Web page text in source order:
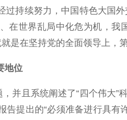
持续努力，中国特色大国
在世界乱局中化危为机，
是在坚持党的全面领导上，
地位
且系统阐述了“四个伟大”
提出的“必须准备进行具